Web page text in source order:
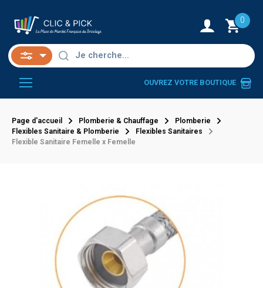
0
OUVREZ VOTRE BOUTIQUE
Page d'accueil Plomberie & Chauffage
Plomberie
Flexibles Sanitaire & Plomberie
Flexibles Sanitaires
Flexible Sanitaire Femelle x Femelle